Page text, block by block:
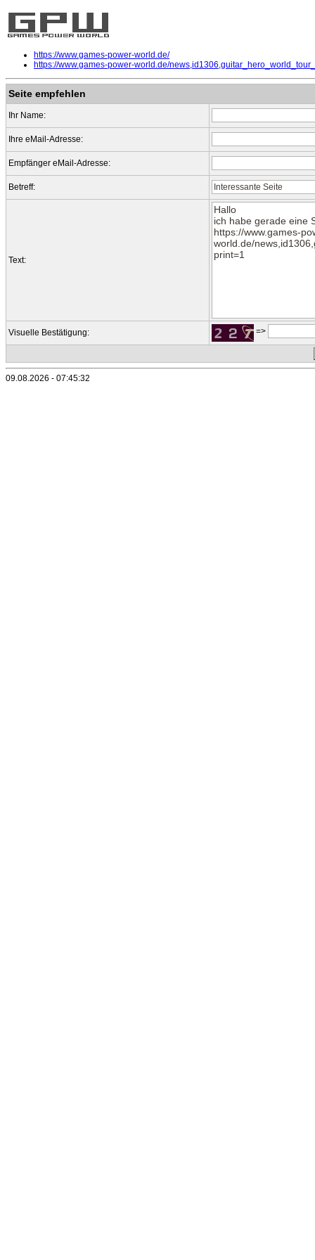
https://www.games-power-world.de/
https://www.games-power-world.de/
Seite empfehlen
Ihr Name:
Ihre eMail-Adresse:
Empfänger eMail-Adresse:
Betreff:
Text:
Visuelle Bestätigung: =>
09.08.2026 - 07:45:32